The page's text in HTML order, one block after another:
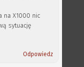
na X1000 nic
sytuację
Odpowiedz